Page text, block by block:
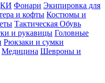
Фонари Экипировка для
и кофты Костюмы и
Тактическая Обувь
и рукавицы Головные
Рюкзаки и сумки
Медицина Шевроны и